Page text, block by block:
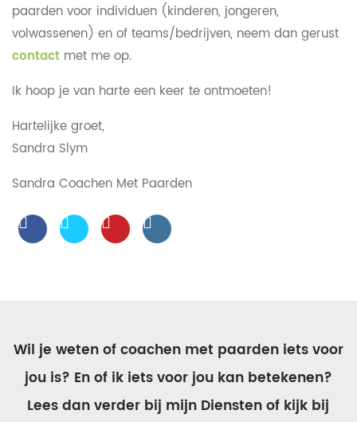
paarden voor individuen (kinderen, jongeren,
volwassenen) en of teams/bedrijven, neem dan gerust
contactmet me op.
Ik hoop je van harte een keer te ontmoeten!
Hartelijke groet,
Sandra Slym
Sandra Coachen Met Paarden
Wil je weten of coachen met paarden iets voor
jou is? En of ik iets voor jou kan betekenen?
Lees dan verder bij mijn Diensten of kijk bij